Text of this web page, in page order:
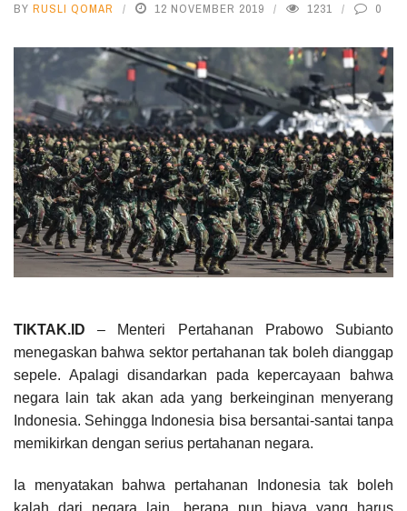
BY RUSLI QOMAR 12 NOVEMBER 2019 1231 0
TIKTAK.ID – Menteri Pertahanan Prabowo Subianto
menegaskan bahwa sektor pertahanan tak boleh dianggap
sepele. Apalagi disandarkan pada kepercayaan bahwa
negara lain tak akan ada yang berkeinginan menyerang
Indonesia. Sehingga Indonesia bisa bersantai-santai tanpa
memikirkan dengan serius pertahanan negara.
Ia menyatakan bahwa pertahanan Indonesia tak boleh